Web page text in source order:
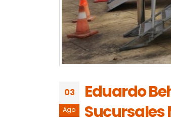
03
Ago
Eduardo
Sucursales